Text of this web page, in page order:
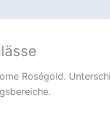
Roségold.